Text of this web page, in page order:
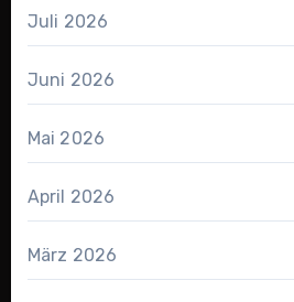
Juli 2026
Juni 2026
Mai 2026
April 2026
März 2026